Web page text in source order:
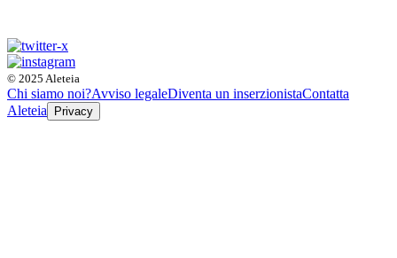
© 2025 Aleteia
Chi siamo noi?Avviso legaleDiventa un inserzionistaContatta
Aleteia
Privacy